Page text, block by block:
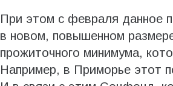
При этом с февраля данное
в новом, повышенном
прожиточного минимума,
Например, в Приморье этот